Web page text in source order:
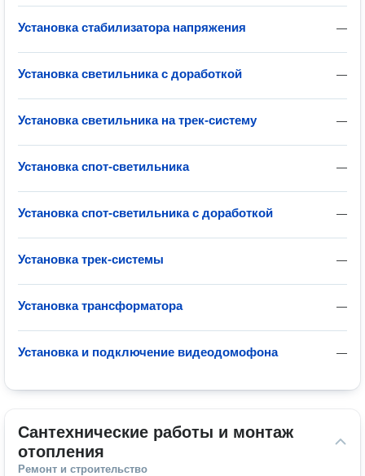
—
Установка стабилизатора напряжения
—
Установка светильника с доработкой
—
Установка светильника на трек-систему
—
Установка спот-светильника
—
Установка спот-светильника с доработкой
—
Установка трек-системы
—
Установка трансформатора
—
Установка и подключение видеодомофона
Сантехнические работы и монтаж
отопления
Ремонт и строительство